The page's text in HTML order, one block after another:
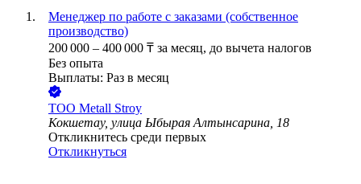
Менеджер по работе с заказами (собственное
производство)
200 000 – 400 000 ₸ за месяц, до вычета налогов
Без опыта
Выплаты: Раз в месяц
ТОО Metall Stroy
Кокшетау, улица Ыбырая Алтынсарина, 18
Откликнитесь среди первых
Откликнуться